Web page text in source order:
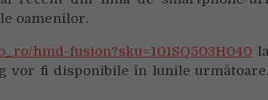
oamenilor.
hmd-fusion?sku=101SQ503H040la
vor fi disponibile în lunile următoare.